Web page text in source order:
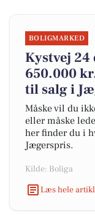
BOLIGMARKED
Kystvej
650.000
til salg i
Måske vil du
eller måske
her finder du i
Jægerspris.
Kilde: Boliga
Læs hele